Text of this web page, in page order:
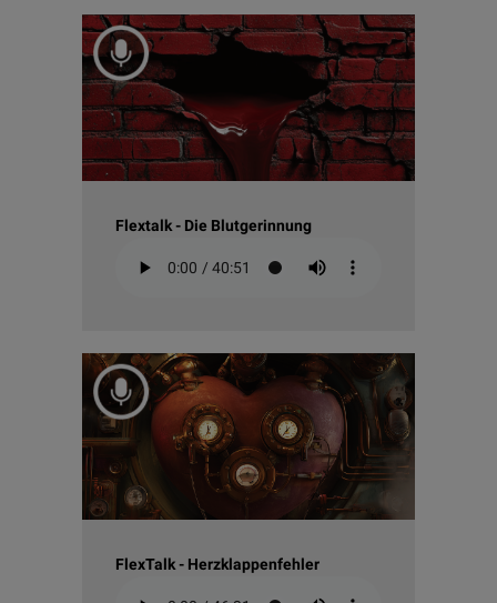
Flextalk - Die Blutgerinnung
FlexTalk - Herzklappenfehler